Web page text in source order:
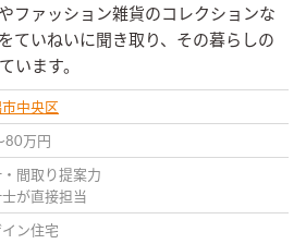
ファッション雑貨のコレクションな
ていねいに聞き取り、その暮らしの
います。
中央区
80万円
・間取り提案力
士が直接担当
イン住宅